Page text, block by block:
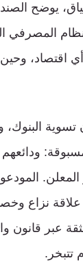
يوضح
المصرفي
أي اقتصاد،
تسوية
علاقة نزاع
عبر قانون
تتبخر.